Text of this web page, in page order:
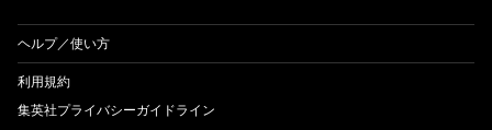
ヘルプ／使い方
利用規約
集英社プライバシーガイドライン